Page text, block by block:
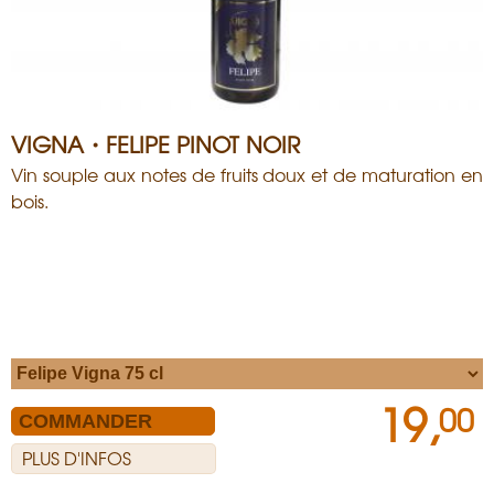
VIGNA・FELIPE PINOT NOIR
Vin souple aux notes de fruits doux et de maturation en
bois.
PLUS D'INFOS
19,00